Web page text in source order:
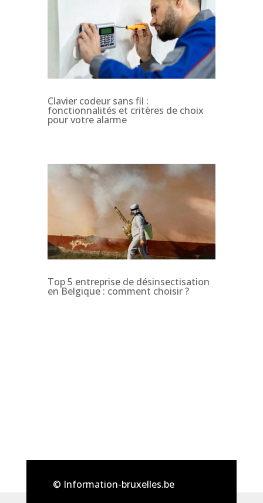
Clavier codeur sans fil :
fonctionnalités et critères de choix
pour votre alarme
Top 5 entreprise de désinsectisation
en Belgique : comment choisir ?
© Information-bruxelles.be